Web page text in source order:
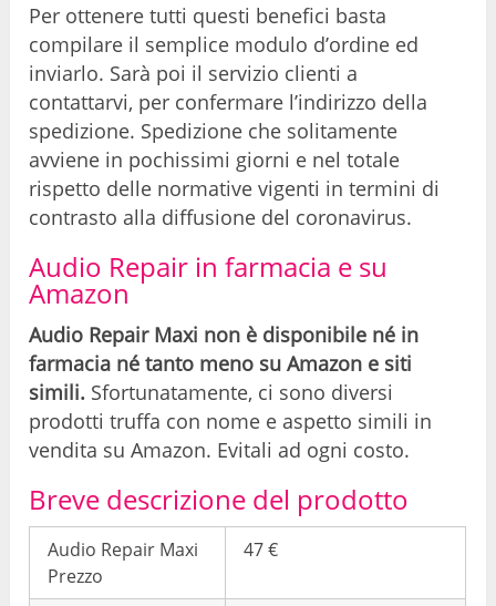
Per ottenere tutti questi benefici basta
compilare il semplice modulo d’ordine ed
inviarlo. Sarà poi il servizio clienti a
contattarvi, per confermare l’indirizzo della
spedizione. Spedizione che solitamente
avviene in pochissimi giorni e nel totale
rispetto delle normative vigenti in termini di
contrasto alla diffusione del coronavirus.
Audio Repair in farmacia e su
Amazon
Audio Repair Maxi non è disponibile né in
farmacia né tanto meno su Amazon e siti
simili. Sfortunatamente, ci sono diversi
prodotti truffa con nome e aspetto simili in
vendita su Amazon. Evitali ad ogni costo.
Breve descrizione del prodotto
Audio Repair Maxi
Prezzo
47 €